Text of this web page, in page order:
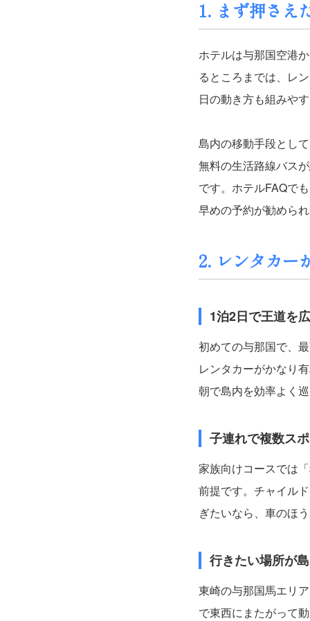
1. まず押さえ
ホテルは与那国空港
るところまでは、レ
日の動き方も組みや
島内の移動手段とし
無料の生活路線バス
です。ホテルFAQで
早めの予約が勧めら
2. レンタカー
1泊2日で王道を
初めての与那国で、
レンタカーがかなり
朝で島内を効率よく
子連れで複数ス
家族向けコースでは
前提です。チャイル
ぎたいなら、車のほ
行きたい場所が
東崎の与那国馬エリ
で東西にまたがって